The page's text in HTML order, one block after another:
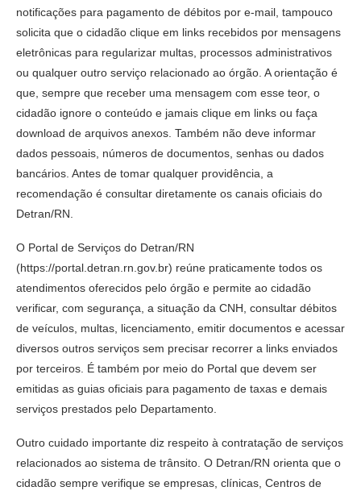
notificações para pagamento de débitos por e-mail, tampouco
solicita que o cidadão clique em links recebidos por mensagens
eletrônicas para regularizar multas, processos administrativos
ou qualquer outro serviço relacionado ao órgão. A orientação é
que, sempre que receber uma mensagem com esse teor, o
cidadão ignore o conteúdo e jamais clique em links ou faça
download de arquivos anexos. Também não deve informar
dados pessoais, números de documentos, senhas ou dados
bancários. Antes de tomar qualquer providência, a
recomendação é consultar diretamente os canais oficiais do
Detran/RN.
O Portal de Serviços do Detran/RN
(https://portal.detran.rn.gov.br) reúne praticamente todos os
atendimentos oferecidos pelo órgão e permite ao cidadão
verificar, com segurança, a situação da CNH, consultar débitos
de veículos, multas, licenciamento, emitir documentos e acessar
diversos outros serviços sem precisar recorrer a links enviados
por terceiros. É também por meio do Portal que devem ser
emitidas as guias oficiais para pagamento de taxas e demais
serviços prestados pelo Departamento.
Outro cuidado importante diz respeito à contratação de serviços
relacionados ao sistema de trânsito. O Detran/RN orienta que o
cidadão sempre verifique se empresas, clínicas, Centros de